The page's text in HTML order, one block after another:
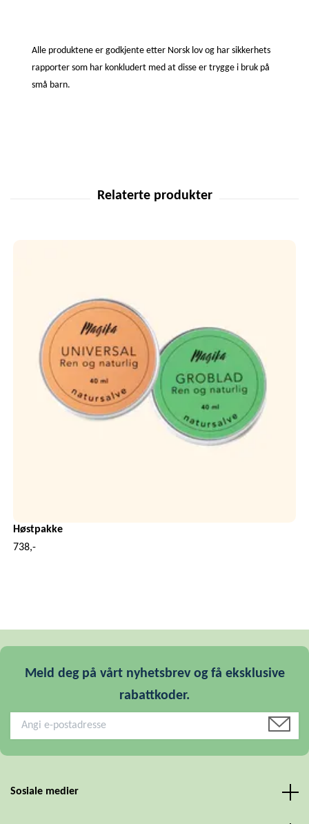
Alle produktene er godkjente etter Norsk lov og har sikkerhets
rapporter som har konkludert med at disse er trygge i bruk på
små barn.
Høstpakke
738,-
Meld deg på vårt nyhetsbrev og få eksklusive
rabattkoder.
Sosiale medier